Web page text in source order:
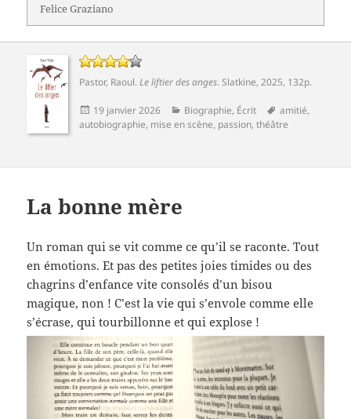
Felice Graziano
Pastor, Raoul.Le liftier des anges.Slatkine, 2025, 132p.
Publié
le
19 janvier 2026 Catégories
Biographie, Écrit
Mots-
clés
amitié,
autobiographie, mise en scène, passion,théâtre
La bonne mère
Un roman qui se vit comme ce qu’il se raconte. Tout
en émotions. Et pas des petites joies timides ou des
chagrins d’enfance vite consolés d’un bisou
magique, non ! C’est la vie qui s’envole comme elle
s’écrase, qui tourbillonne et qui explose !